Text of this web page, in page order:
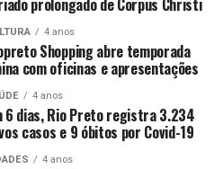
prolongado de Corpus Christi
4 anos
Shopping abre temporada
com oficinas e apresentações
4 anos
6 dias, Rio Preto registra 3.234
casos e 9 óbitos por Covid-19
4 anos